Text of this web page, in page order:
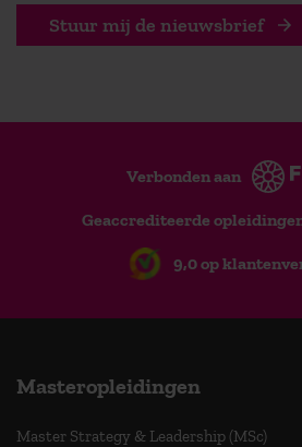
Stuur mij de nieuwsbrief
Verbonden aan
Geaccrediteerde
9,0 op
Masteropleidingen
Master Strategy & Leadership (MSc)